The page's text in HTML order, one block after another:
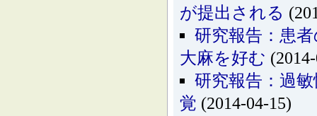
が提出される
研究報告：患
大麻を好む
研究報告：過
覚 (2014-04-15)